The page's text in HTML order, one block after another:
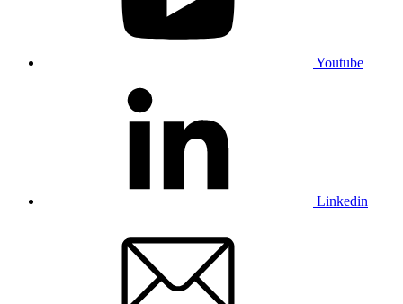
Youtube
Linkedin